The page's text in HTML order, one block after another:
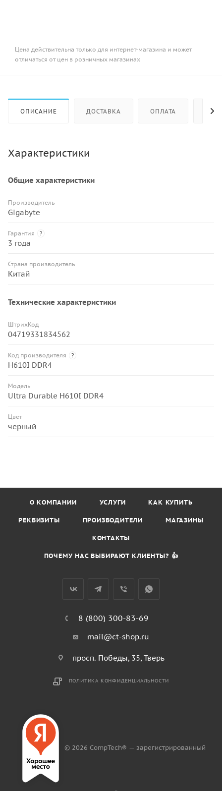
Цена действительна только для интернет-магазина и может
отличаться от цен в розничных магазинах
ОПИСАНИЕ ДОСТАВКА ОПЛАТА
Характеристики
Общие характеристики
Производитель
Gigabyte
Гарантия ?
3 года
Страна производитель
Китай
Технические характеристики
ШтрихКод
04719331834562
Код производителя ?
H610I DDR4
Модель
Ultra Durable H610I DDR4
Цвет
черный
О КОМПАНИИ УСЛУГИ КАК КУПИТЬ
РЕКВИЗИТЫ ПРОИЗВОДИТЕЛИ МАГАЗИНЫ
КОНТАКТЫ
ПОЧЕМУ НАС ВЫБИРАЮТ КЛИЕНТЫ? 👍
8 (800) 300-83-69
mail@ct-shop.ru
просп. Победы, 35, Тверь
ПОЛИТИКА КОНФИДЕНЦИАЛЬНОСТИ
© 2026 CompTech® — зарегистрированный